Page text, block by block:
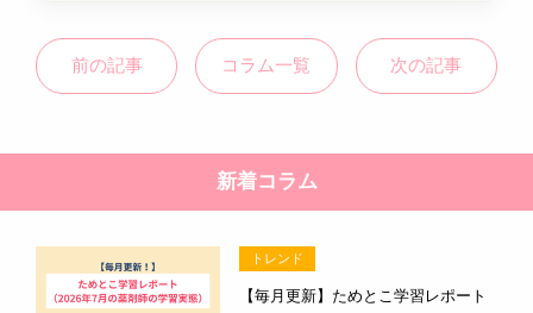
前の記事 コラム一覧 次の記事
新着コラム
トレンド
【毎月更新】ためとこ学習レポート